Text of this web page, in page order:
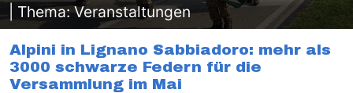
| Thema: Veranstaltungen
Alpini in Lignano Sabbiadoro: mehr als
3000 schwarze Federn für die
Versammlung im Mai